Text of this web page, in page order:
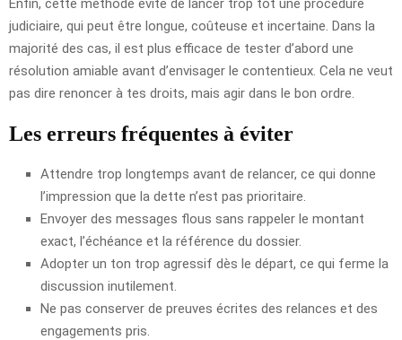
judiciaire, qui peut être longue, coûteuse et incertaine. Dans la
majorité des cas, il est plus efficace de tester d’abord une
résolution amiable avant d’envisager le contentieux. Cela ne veut
pas dire renoncer à tes droits, mais agir dans le bon ordre.
Les erreurs fréquentes à éviter
Attendre trop longtemps avant de relancer, ce qui donne
l’impression que la dette n’est pas prioritaire.
Envoyer des messages flous sans rappeler le montant
exact, l’échéance et la référence du dossier.
Adopter un ton trop agressif dès le départ, ce qui ferme la
discussion inutilement.
Ne pas conserver de preuves écrites des relances et des
engagements pris.